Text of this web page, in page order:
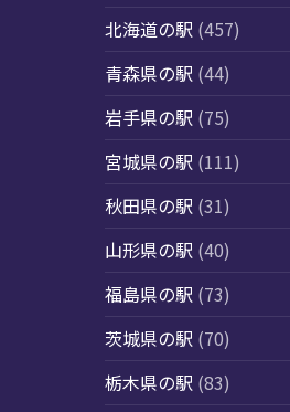
北海道の駅 (457)
青森県の駅 (44)
岩手県の駅 (75)
宮城県の駅 (111)
秋田県の駅 (31)
山形県の駅 (40)
福島県の駅 (73)
茨城県の駅 (70)
栃木県の駅 (83)